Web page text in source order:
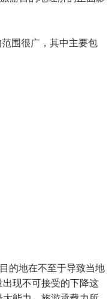
围很广，其中主要包
地在不至于导致当地
现不可接受的下降这